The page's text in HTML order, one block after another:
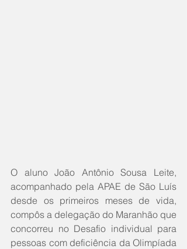
O aluno João Antônio Sousa Leite,
acompanhado pela APAE de São Luís
desde os primeiros meses de vida,
compôs a delegação do Maranhão que
concorreu no Desafio individual para
pessoas com deficiência da Olimpíada